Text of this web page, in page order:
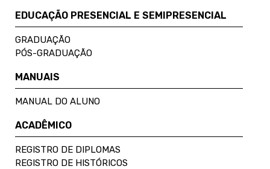
EDUCAÇÃO PRESENCIAL E SEMIPRESENCIAL
GRADUAÇÃO
PÓS-GRADUAÇÃO
MANUAIS
MANUAL DO ALUNO
ACADÊMICO
REGISTRO DE DIPLOMAS
REGISTRO DE HISTÓRICOS